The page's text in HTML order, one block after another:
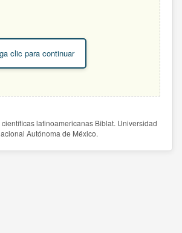
clic para continuar
latinoamericanas Biblat. Universidad
Autónoma de México.